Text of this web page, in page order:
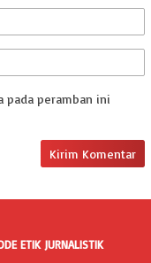
pada peramban ini
ETIK JURNALISTIK